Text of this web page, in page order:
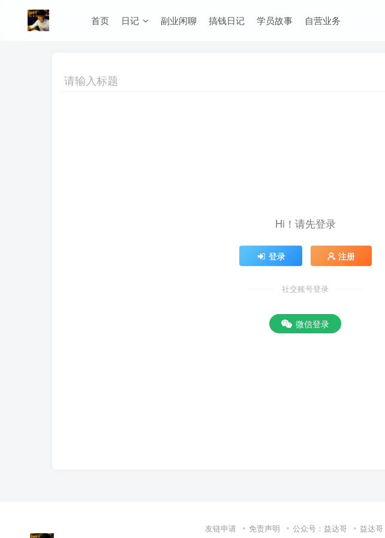
首页 日记 副业闲聊 搞钱日记 学员故事 自营业务
Hi！请先登录
登录 注册
社交账号登录
微信登录
友链申请 免责声明 公众号：益达哥 益达哥